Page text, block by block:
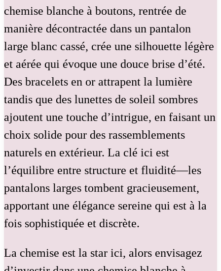
chemise blanche à boutons, rentrée de
manière décontractée dans un pantalon
large blanc cassé, crée une silhouette légère
et aérée qui évoque une douce brise d’été.
Des bracelets en or attrapent la lumière
tandis que des lunettes de soleil sombres
ajoutent une touche d’intrigue, en faisant un
choix solide pour des rassemblements
naturels en extérieur. La clé ici est
l’équilibre entre structure et fluidité—les
pantalons larges tombent gracieusement,
apportant une élégance sereine qui est à la
fois sophistiquée et discrète.
La chemise est la star ici, alors envisagez